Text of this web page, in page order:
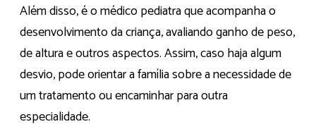
Além disso, é o médico pediatra que acompanha o
desenvolvimento da criança, avaliando ganho de peso,
de altura e outros aspectos. Assim, caso haja algum
desvio, pode orientar a família sobre a necessidade de
um tratamento ou encaminhar para outra
especialidade.